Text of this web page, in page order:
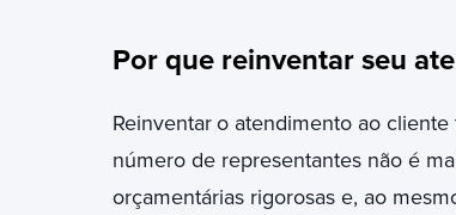
Por que reinventar seu
Reinventar o atendimento ao
número de representantes não é
orçamentárias rigorosas e, ao